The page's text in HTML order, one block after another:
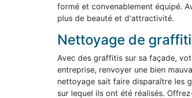
formé et convenablement équipé.
plus de beauté et d'attractivité.
Nettoyage de
Avec des graffitis sur sa façade,
entreprise, renvoyer une bien
nettoyage sait faire disparaître les
sur lequel ils ont été réalisés.